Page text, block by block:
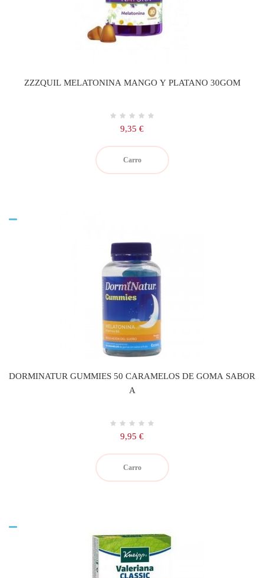
ZZZQUIL MELATONINA MANGO Y PLATANO 30GOM
Precio
9,35 €
Carro
DORMINATUR GUMMIES 50 CARAMELOS DE GOMA SABOR
A
Precio
9,95 €
Carro